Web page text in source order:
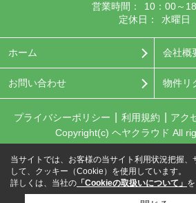
営業時間：
10：00～
定休日：
水曜日
ホーム 会社概
お問い合わせ 物件リ
プライバシーポリシー 利用規約 アク
Copyright(c) ヘヤクラウド All
当サイトでは、お客様の当サイト利用状況把握、
して、クッキー（Cookie）を使用しています。
詳しくは、当社の 「Cookieの取扱いについて」